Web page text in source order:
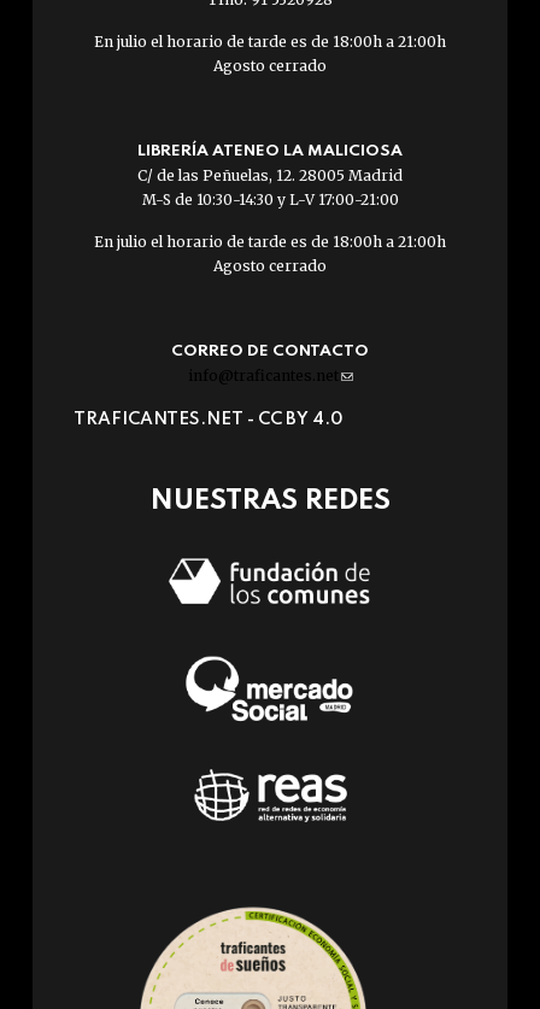
En julio el horario de tarde es de 18:00h a 21:00h
Agosto cerrado
LIBRERÍA ATENEO LA MALICIOSA
C/ de las Peñuelas, 12. 28005 Madrid
M-S de 10:30-14:30 y L-V 17:00-21:00
En julio el horario de tarde es de 18:00h a 21:00h
Agosto cerrado
CORREO DE CONTACTO
info@traficantes.net (link
e-
TRAFICANTES.NET - CC BY 4.0
NUESTRAS REDES